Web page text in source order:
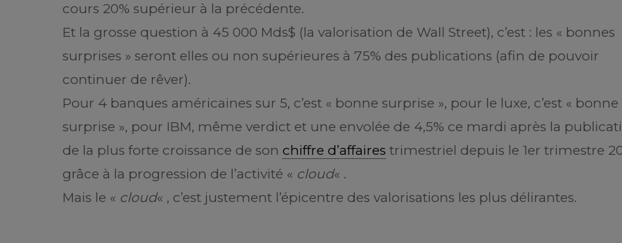
cours 20% supérieur à la précédente.
Et la grosse question à 45 000 Mds$ (la valorisation de Wall Street), c’est : les « bonnes
surprises » seront elles ou non supérieures à 75% des publications (afin de pouvoir
continuer de rêver).
Pour 4 banques américaines sur 5, c’est « bonne surprise », pour le luxe, c’est « bonne
surprise », pour IBM, même verdict et une envolée de 4,5% ce mardi après la
de la plus forte croissance de son chiffre d’affaires trimestriel depuis le 1er trimestre
grâce à la progression de l’activité « cloud« .
Mais le « cloud« , c’est justement l’épicentre des valorisations les plus délirantes.